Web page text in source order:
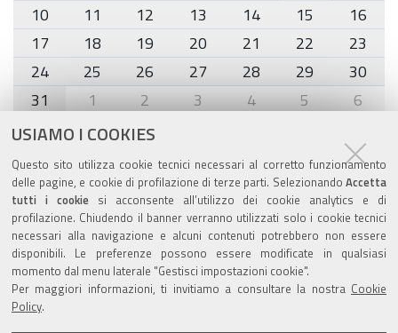
USIAMO I COOKIES
Questo sito utilizza cookie tecnici necessari al corretto funzionamento
delle pagine, e cookie di profilazione di terze parti. Selezionando Accetta
tutti i cookiesi acconsente all’utilizzo dei cookie analytics e di
profilazione. Chiudendo il banner verranno utilizzati solo i cookie tecnici
necessari alla navigazione e alcuni contenuti potrebbero non essere
disponibili. Le preferenze possono essere modificate in qualsiasi
momento dal menu laterale "Gestisci impostazioni cookie".
Per maggiori informazioni, ti invitiamo a consultare la nostra Cookie
Policy.
10
11 12 13 14 15
16
17
18 19 20 21 22
23
24
25 26 27 28 29
30
31
1 2 3 4 5 6
Agenda eventi
torna alla sezione
Valuta questo sito